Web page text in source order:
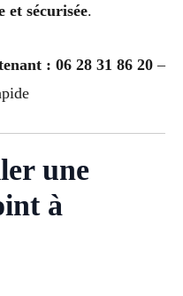
sécurisée.
: 06 28 31 86 20–
une
à